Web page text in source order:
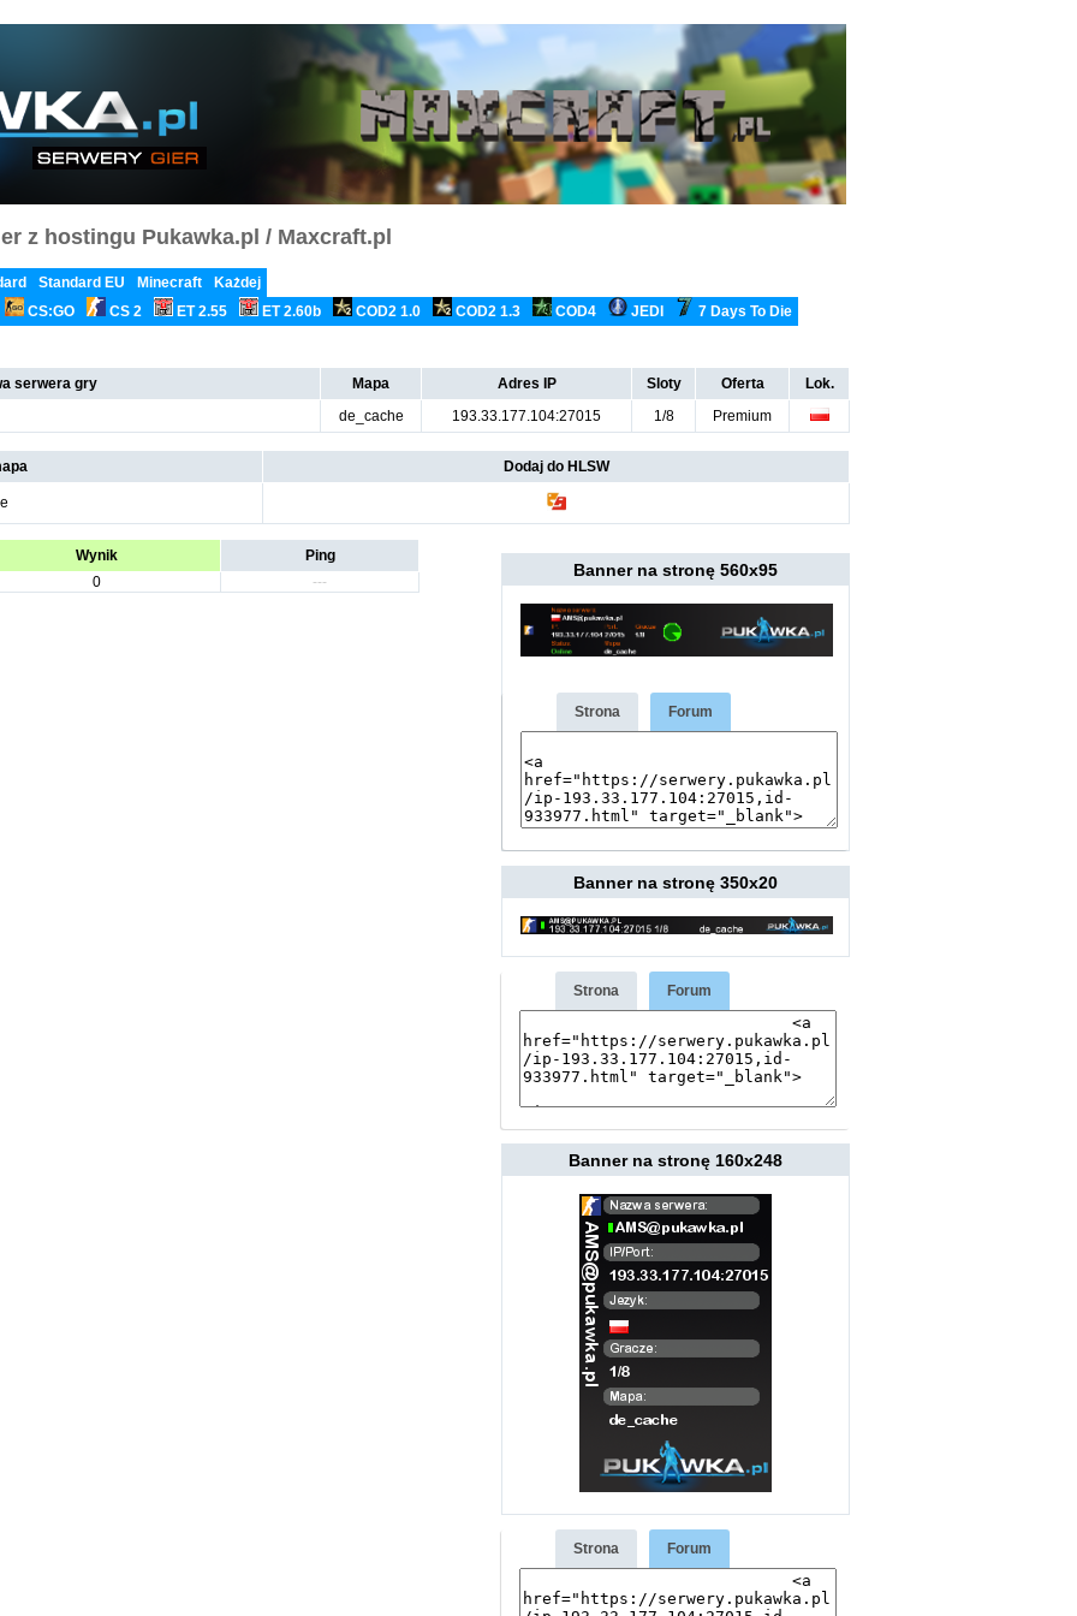
z hostingu Pukawka.pl / Maxcraft.pl
Standard EU Minecraft
Każdej
CS:GO
CS 2 ET 2.55 ET 2.60b COD2 1.0 COD2 1.3 COD4 JEDI 7 Days To Die
serwera gry Mapa Adres IP Sloty Oferta
Lok.
de_cache
193.33.177.104:27015 1/8 Premium
Dodaj do HLSW
Wynik
Ping
0
---
Banner na stronę 560x95
Strona Forum
Banner na stronę 350x20
Strona Forum
Banner na stronę 160x248
Strona Forum